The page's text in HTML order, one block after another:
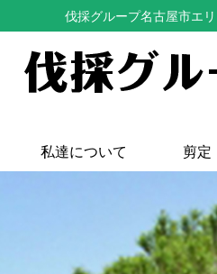
伐採グループ名古屋市エ
私達について 剪定